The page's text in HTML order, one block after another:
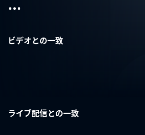
...
ビデオとの一致
ライブ配信との一致